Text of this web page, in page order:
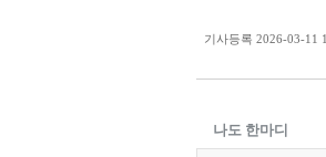
기사등록 2026-03-11
나도 한마디